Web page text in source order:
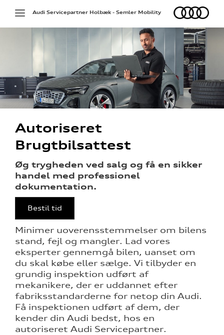
elbiler
Toggle
navigation
Audi
Audi Servicepartner Holbæk - Semler Mobility
Autoriseret
Brugtbilsattest
Øg trygheden ved salg og få en sikker
handel med professionel
dokumentation.
Bestil tid
Minimer uoverensstemmelser om bilens
stand, fejl og mangler. Lad vores
eksperter gennemgå bilen, uanset om
du skal købe eller sælge. Vi tilbyder en
grundig inspektion udført af
mekanikere, der er uddannet efter
fabriksstandarderne for netop din Audi.
Få inspektionen udført af dem, der
kender din Audi bedst, hos en
autoriseret Audi Servicepartner.